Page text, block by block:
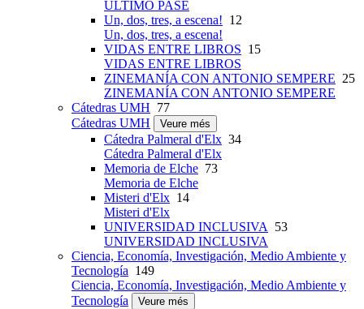
ÚLTIMO PASE
Un, dos, tres, a escena! 12
Un, dos, tres, a escena!
VIDAS ENTRE LIBROS 15
VIDAS ENTRE LIBROS
ZINEMANÍA CON ANTONIO SEMPERE 25
ZINEMANÍA CON ANTONIO SEMPERE
Cátedras UMH 77
Cátedras UMH
Veure més
Cátedra Palmeral d'Elx 34
Cátedra Palmeral d'Elx
Memoria de Elche 73
Memoria de Elche
Misteri d'Elx 14
Misteri d'Elx
UNIVERSIDAD INCLUSIVA
53
UNIVERSIDAD INCLUSIVA
Ciencia, Economía, Investigación, Medio Ambiente y
Tecnología 149
Ciencia, Economía, Investigación, Medio Ambiente y
Tecnología
Veure més